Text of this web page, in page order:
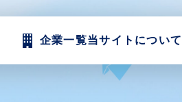
企業一覧当サイトについて